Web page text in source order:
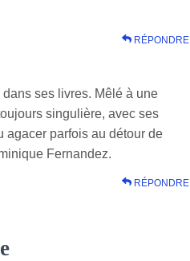
RÉPONDRE
ses livres. Mêlé à une
singulière, avec ses
agacer parfois au détour de
Fernandez.
RÉPONDRE